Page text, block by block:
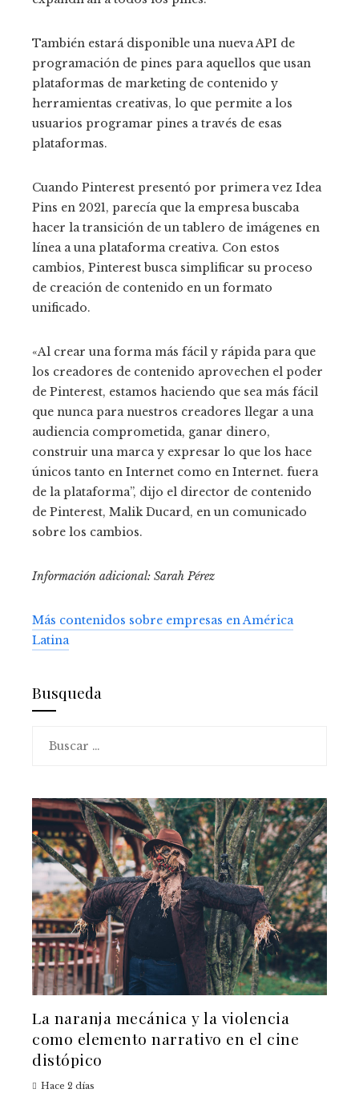
También estará disponible una nueva API de
programación de pines para aquellos que usan
plataformas de marketing de contenido y
herramientas creativas, lo que permite a los
usuarios programar pines a través de esas
plataformas.
Cuando Pinterest presentó por primera vez Idea
Pins en 2021, parecía que la empresa buscaba
hacer la transición de un tablero de imágenes en
línea a una plataforma creativa. Con estos
cambios, Pinterest busca simplificar su proceso
de creación de contenido en un formato
unificado.
«Al crear una forma más fácil y rápida para que
los creadores de contenido aprovechen el poder
de Pinterest, estamos haciendo que sea más fácil
que nunca para nuestros creadores llegar a una
audiencia comprometida, ganar dinero,
construir una marca y expresar lo que los hace
únicos tanto en Internet como en Internet. fuera
de la plataforma”, dijo el director de contenido
de Pinterest, Malik Ducard, en un comunicado
sobre los cambios.
Información adicional: Sarah Pérez
Más contenidos sobre empresas en América
Latina
Busqueda
La naranja mecánica y la violencia
como elemento narrativo en el cine
distópico
Hace 2 días